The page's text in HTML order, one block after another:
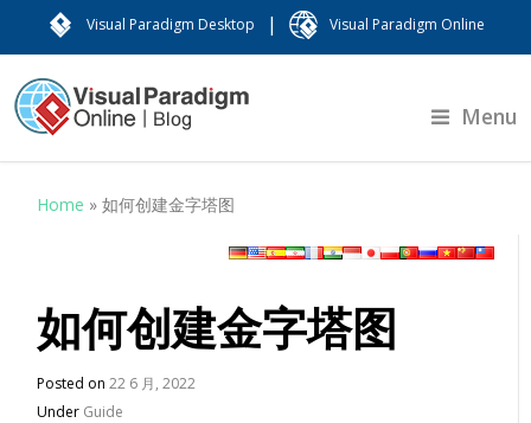
Visual Paradigm Desktop | Visual Paradigm Online
Menu
Home »如何创建金字塔图
如何创建金字塔图
Posted on22 6 月, 2022
Under Guide